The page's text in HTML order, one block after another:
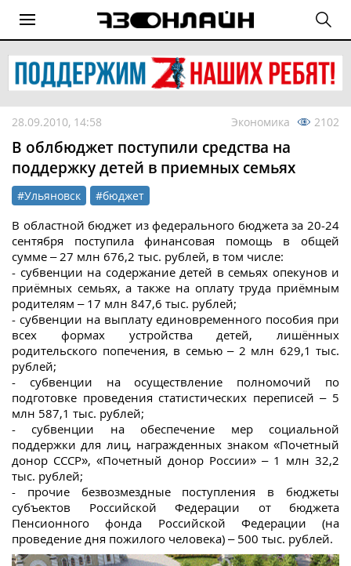
28.09.2010, 14:58 Экономика 2102
В облбюджет поступили средства на
поддержку детей в приемных семьях
#Ульяновск #бюджет
В областной бюджет из федерального бюджета за 20-24
сентября поступила финансовая помощь в общей
сумме – 27 млн 676,2 тыс. рублей, в том числе:
- субвенции на содержание детей в семьях опекунов и
приёмных семьях, а также на оплату труда приёмным
родителям – 17 млн 847,6 тыс. рублей;
- субвенции на выплату единовременного пособия при
всех формах устройства детей, лишённых
родительского попечения, в семью – 2 млн 629,1 тыс.
рублей;
- субвенции на осуществление полномочий по
подготовке проведения статистических переписей – 5
млн 587,1 тыс. рублей;
- субвенции на обеспечение мер социальной
поддержки для лиц, награжденных знаком «Почетный
донор СССР», «Почетный донор России» – 1 млн 32,2
тыс. рублей;
- прочие безвозмездные поступления в бюджеты
субъектов Российской Федерации от бюджета
Пенсионного фонда Российской Федерации (на
проведение дня пожилого человека) – 500 тыс. рублей.